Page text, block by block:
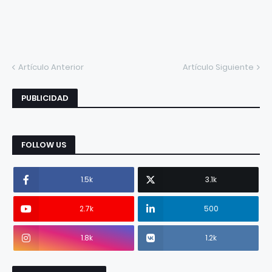
Artículo Anterior Artículo Siguiente
PUBLICIDAD
FOLLOW US
1.5k 3.1k
2.7k 500
1.8k 1.2k